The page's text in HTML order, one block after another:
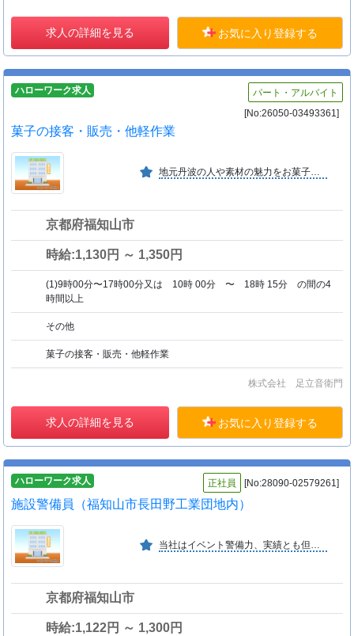
求人の詳細を見る お気に入り登録する
ハローワーク求人
パート・アルバイト
[No:26050-03493361]
菓子の接客・販売・他軽作業
地元丹波の人や素材の魅力をお菓子を通じてお届けします。 全国主要都市デパート店舗、ＷＥＢショップの運営管理 テレビや雑誌掲載等、メディア露出多数あり
京都府福知山市
時給:1,130円 ～ 1,350円
(1)9時00分〜17時00分又は 10時 00分 〜 18時 15分 の間の4
時間以上
その他
菓子の接客・販売・他軽作業
株式会社 足立音衛門
求人の詳細を見る お気に入り登録する
ハローワーク求人 正社員 [No:28090-02579261]
施設警備員（福知山市長田野工業団地内）
当社はイベント警備力、実績とも但馬地区で一番の警備会社と自負しています。又、保安警備は但馬地区で唯一実施している警備会社で、多方面の商業施設関係者より、厚い信頼を得ています。
京都府福知山市
時給:1,122円 ～ 1,300円